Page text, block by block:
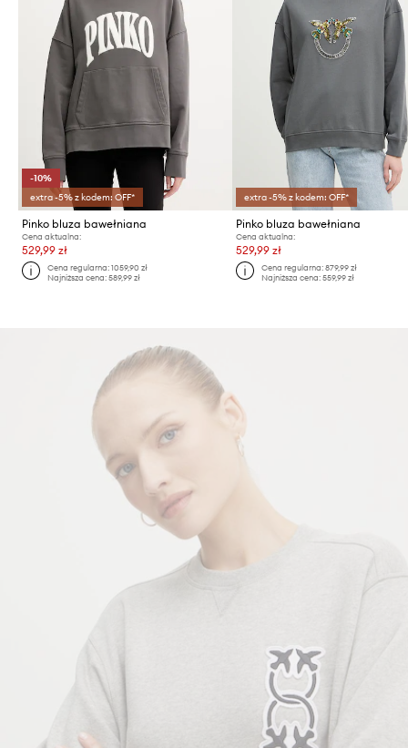
-10%
extra -5% z kodem: OFF*
Pinko bluza bawełniana
Cena aktualna:
529,99 zł
Cena regularna:1059,90 zł
Najniższa cena:589,99 zł
extra -5% z kodem: OFF*
Pinko bluza bawełniana
Cena aktualna:
529,99 zł
Cena regularna: 879,99 zł
Najniższa cena: 559,99 zł